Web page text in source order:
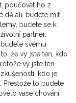
poučovat ho z
dělali, budete mít
budete se k
partner.
svému
že vy jste ten, kdo
vy jste ten,
kdo je
Přestože to budete
vaše chování